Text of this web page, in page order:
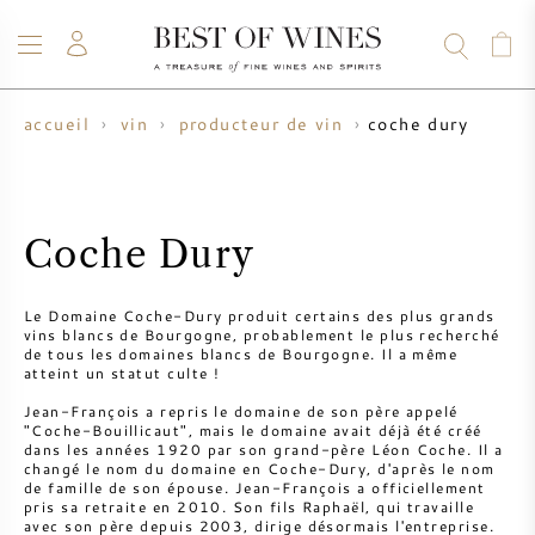
VIN
NOUVEAUTÉS
TABLEAU DES MILLESIMES
PRÉVENTE
CHAMPAGNE
TOUS LES CHAMPAGNES
KRUG
BOLLINGER
WHISKY
RHUM
SPIRITUEUX
VENTE
VENTE DE WHISKY
BORDEAUX EN PRIMEUR
BLOG
À PROPOS
accueil vin producteur de vin coche dury
Coche Dury
Le Domaine Coche-Dury produit certains des plus grands
vins blancs de Bourgogne, probablement le plus recherché
de tous les domaines blancs de Bourgogne. Il a même
atteint un statut culte !
Jean-François a repris le domaine de son père appelé
"Coche-Bouillicaut", mais le domaine avait déjà été créé
dans les années 1920 par son grand-père Léon Coche. Il a
changé le nom du domaine en Coche-Dury, d'après le nom
de famille de son épouse. Jean-François a officiellement
pris sa retraite en 2010. Son fils Raphaël, qui travaille
avec son père depuis 2003, dirige désormais l'entreprise.